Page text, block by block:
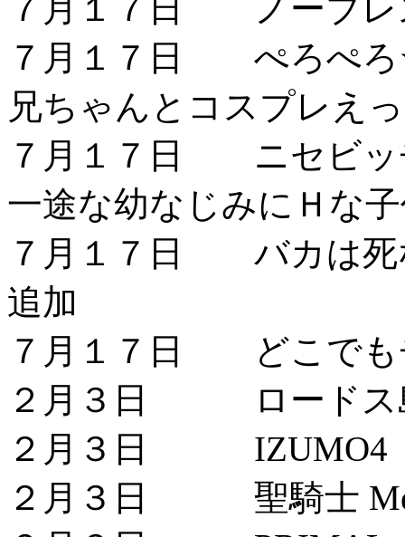
７月１７日 ノーブレ
７月１７日 ぺろぺろ
兄ちゃんとコスプレえ
７月１７日 ニセビッ
一途な幼なじみにＨな
７月１７日 バカは死
追加
７月１７日 どこでも
２月３日 ロードス
２月３日 IZUMO4
２月３日 聖騎士